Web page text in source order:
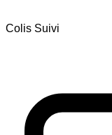
Colis Suivi